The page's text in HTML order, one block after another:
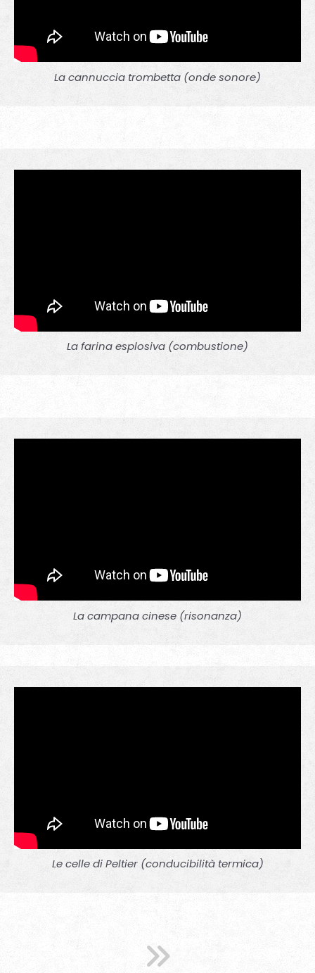
La cannuccia trombetta (onde sonore)
La farina esplosiva (combustione)
La campana cinese (risonanza)
Le celle di Peltier (conducibilità termica)